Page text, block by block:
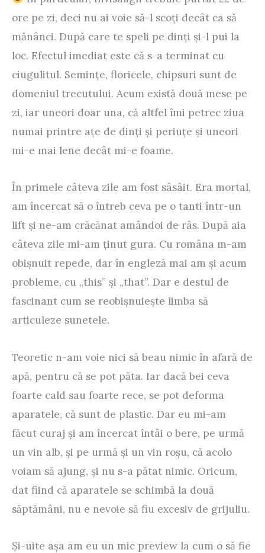
ore pe zi, deci nu ai voie să-l scoţi decât ca să
mănânci. După care te speli pe dinţi şi-l pui la
loc. Efectul imediat este că s-a terminat cu
ciugulitul. Seminţe, floricele, chipsuri sunt de
domeniul trecutului. Acum există două mese pe
zi, iar uneori doar una, că altfel îmi petrec ziua
numai printre aţe de dinţi şi periuţe şi uneori
mi-e mai lene decât mi-e foame.
În primele câteva zile am fost sâsâit. Era mortal,
am încercat să o întreb ceva pe o tanti într-un
lift şi ne-am crăcănat amândoi de râs. După aia
câteva zile mi-am ţinut gura. Cu româna m-am
obişnuit repede, dar în engleză mai am şi acum
probleme, cu „this” şi „that”. Dar e destul de
fascinant cum se reobişnuieşte limba să
articuleze sunetele.
Teoretic n-am voie nici să beau nimic în afară de
apă, pentru că se pot păta. Iar dacă bei ceva
foarte cald sau foarte rece, se pot deforma
aparatele, că sunt de plastic. Dar eu mi-am
făcut curaj şi am încercat întâi o bere, pe urmă
un vin alb, şi pe urmă şi un vin roşu, că acolo
voiam să ajung, şi nu s-a pătat nimic. Oricum,
dat fiind că aparatele se schimbă la două
săptămâni, nu e nevoie să fiu excesiv de grijuliu.
Şi-uite aşa am eu un mic preview la cum o să fie